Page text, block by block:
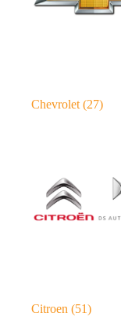
Chevrolet (27)
Citroen (51)